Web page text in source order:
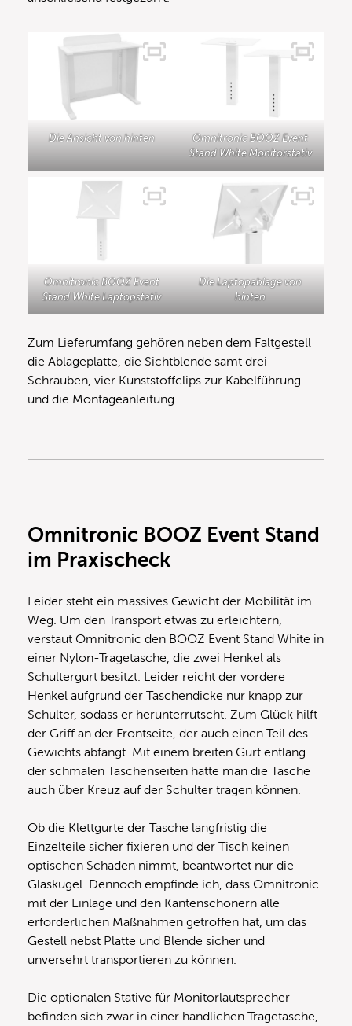
Die Ansicht von hinten
Omnitronic BOOZ Event
Stand White Monitorstativ
Omnitronic BOOZ Event
Stand White Laptopstativ
Die Laptopablage von
hinten
Zum Lieferumfang gehören neben dem Faltgestell
die Ablageplatte, die Sichtblende samt drei
Schrauben, vier Kunststoffclips zur Kabelführung
und die Montageanleitung.
Omnitronic BOOZ Event Stand
im Praxischeck
Leider steht ein massives Gewicht der Mobilität im
Weg. Um den Transport etwas zu erleichtern,
verstaut Omnitronic den BOOZ Event Stand White in
einer Nylon-Tragetasche, die zwei Henkel als
Schultergurt besitzt. Leider reicht der vordere
Henkel aufgrund der Taschendicke nur knapp zur
Schulter, sodass er herunterrutscht. Zum Glück hilft
der Griff an der Frontseite, der auch einen Teil des
Gewichts abfängt. Mit einem breiten Gurt entlang
der schmalen Taschenseiten hätte man die Tasche
auch über Kreuz auf der Schulter tragen können.
Ob die Klettgurte der Tasche langfristig die
Einzelteile sicher fixieren und der Tisch keinen
optischen Schaden nimmt, beantwortet nur die
Glaskugel. Dennoch empfinde ich, dass Omnitronic
mit der Einlage und den Kantenschonern alle
erforderlichen Maßnahmen getroffen hat, um das
Gestell nebst Platte und Blende sicher und
unversehrt transportieren zu können.
Die optionalen Stative für Monitorlautsprecher
befinden sich zwar in einer handlichen Tragetasche,